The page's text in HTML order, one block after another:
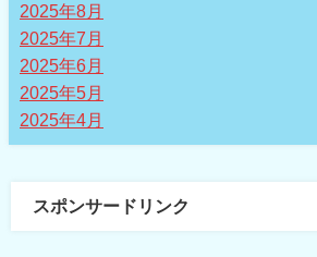
2025年8月
2025年7月
2025年6月
2025年5月
2025年4月
スポンサードリンク